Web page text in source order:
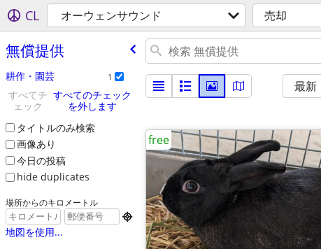
CL オーウェンサウンド 売却
無償提供
耕作・園芸 1
すべてチ
ェック
すべてのチェック
を外します
タイトルのみ検索
画像あり
今日の投稿
hide duplicates
場所からのキロメートル

地図を使用...
最新
free